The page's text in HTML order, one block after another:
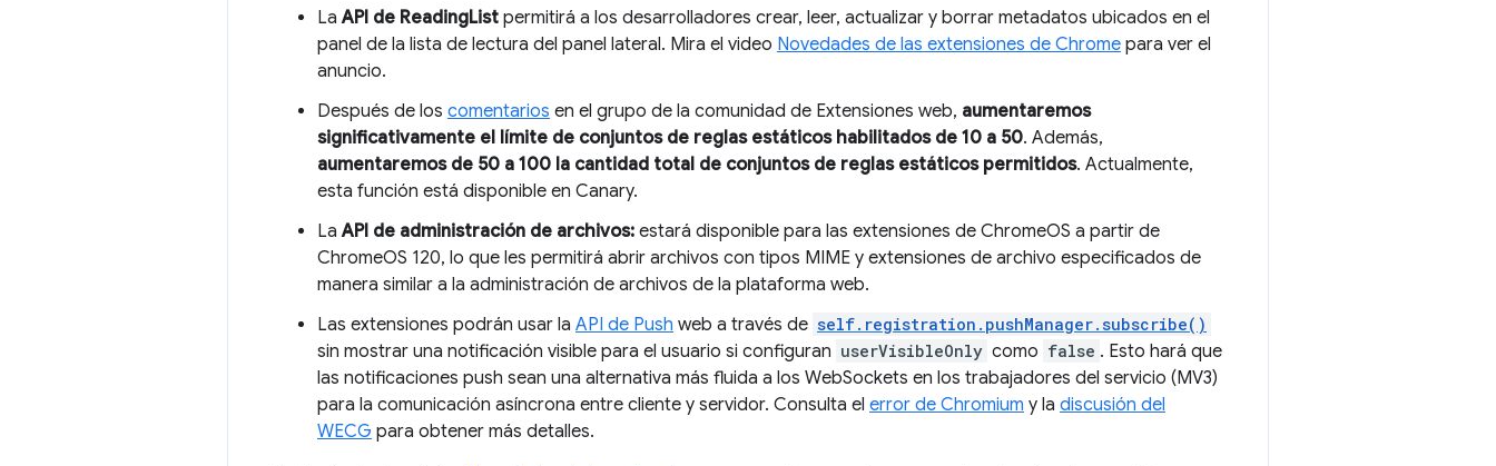
LaAPI de ReadingList permitirá a los desarrolladores crear, leer, actualizar y borrar metadatos ubicados en el
panel de la lista de lectura del panel lateral. Mira el video Novedades de las extensiones de Chrome para ver el
anuncio.
Después de los comentarios en el grupo de la comunidad de Extensiones web, aumentaremos
significativamente el límite de conjuntos de reglas estáticos habilitados de 10 a 50. Además,
aumentaremos de 50 a 100 la cantidad total de conjuntos de reglas estáticos permitidos. Actualmente,
esta función está disponible en Canary.
LaAPI de administración de archivos: estará disponible para las extensiones de ChromeOS a partir de
ChromeOS 120, lo que les permitirá abrir archivos con tipos MIME y extensiones de archivo especificados de
manera similar a la administración de archivos de la plataforma web.
Las extensiones podrán usar la API de Push web a través de self.registration.pushManager.subscribe()
sin mostrar una notificación visible para el usuario si configuran userVisibleOnly como false . Esto hará que
las notificaciones push sean una alternativa más fluida a los WebSockets en los trabajadores del servicio (MV3)
para la comunicación asíncrona entre cliente y servidor. Consulta el error de Chromium y la discusión del
WECG para obtener más detalles.